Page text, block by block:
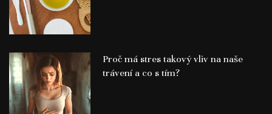
Proč má stres takový vliv na naše
trávení a co s tím?